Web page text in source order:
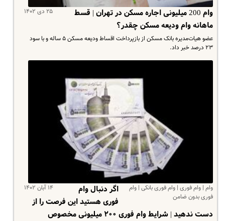
۲۵ دی ۱۴۰۲
وام 200 میلیونی اجاره مسکن در تهران | قسط
ماهانه وام ودیعه مسکن چقدر؟
عضو هیات‌مدیره بانک مسکن از بازپرداخت اقساط ودیعه مسکن ۵ ساله و با سود
۲۳ درصد خبر داد.
وام | وام فوری | وام فوری بانکی | وام
فوری بدون ضامن
۱۴ آبان ۱۴۰۲
اگر دنبال وام
فوری هستید این فرصت را از
دست ندهید | شرایط وام فوری ۲۰۰ میلیونی مخصوص